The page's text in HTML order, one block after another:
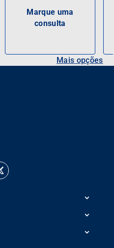
Marque uma
consulta
Mais opções